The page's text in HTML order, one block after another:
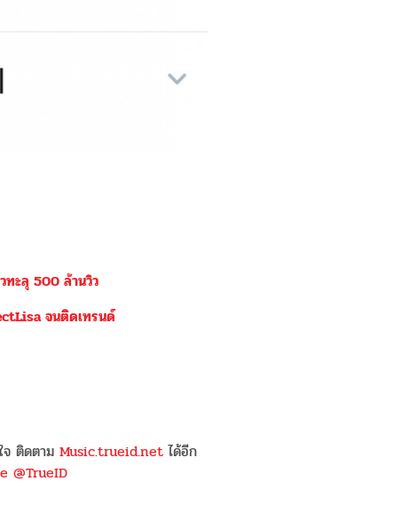
ะลุ 500 ล้านวิว
จนติดเทรนด์
จ ติดตาม Music.trueid.net ได้อีก
@TrueID